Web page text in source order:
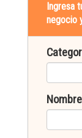
Ingresa
negocio